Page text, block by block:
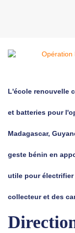
L'école renouvelle
et batteries pour
Madagascar,
geste bénin en
utile pour
collecteur et des